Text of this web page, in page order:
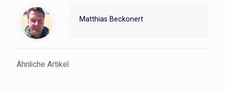
Matthias Beckonert
Ähnliche Artikel